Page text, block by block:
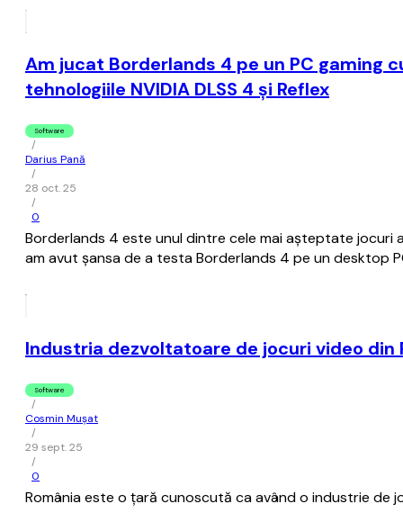
Am jucat Borderlands 4 pe un PC gaming
tehnologiile NVIDIA DLSS 4 și Reflex
Software
/
Darius Pană
/
28 oct. 25
/
0
Borderlands 4 este unul dintre cele mai așteptate
am avut șansa de a testa Borderlands 4 pe un desktop
Industria dezvoltatoare de jocuri video
Software
/
Cosmin Mușat
/
29 sept. 25
/
0
România este o ţară cunoscută ca având o industrie de